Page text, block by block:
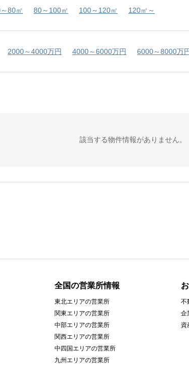
80㎡ 80～100㎡ 100～120㎡ 120㎡～
2000～4000万円 4000～6000万円 6000～8000万
該当する物件情報がありません。
全国の営業所情報
東北エリアの営業所
関東エリアの営業所
中部エリアの営業所
関西エリアの営業所
中四国エリアの営業所
九州エリアの営業所
不
企
資